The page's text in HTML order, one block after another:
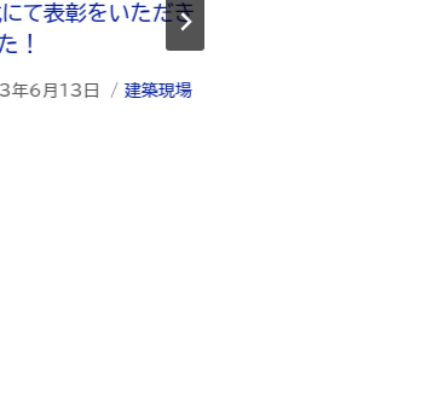
て表彰をいただき
！
年6月13日 建築現場